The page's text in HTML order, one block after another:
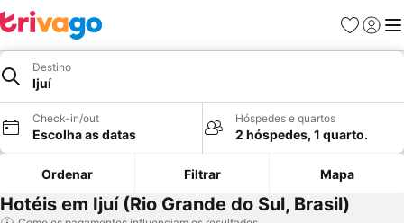
Favoritos
Iniciar
Destino
Ijuí
Check-in/out
Escolha as datas
Hóspedes e quartos
2 hóspedes, 1 quarto.
Ordenar Filtrar Mapa
Hotéis em Ijuí (Rio Grande do Sul, Brasil)